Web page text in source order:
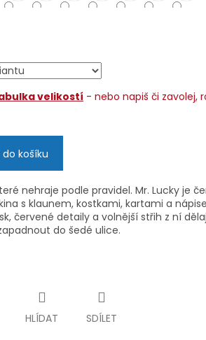
velikostí - nebo napiš či zavolej,
košíku
nehraje podle pravidel. Mr. Lucky je
s klaunem, kostkami, kartami a
červené detaily a volnější střih z ní
do šedé ulice.
HLÍDAT SDÍLET